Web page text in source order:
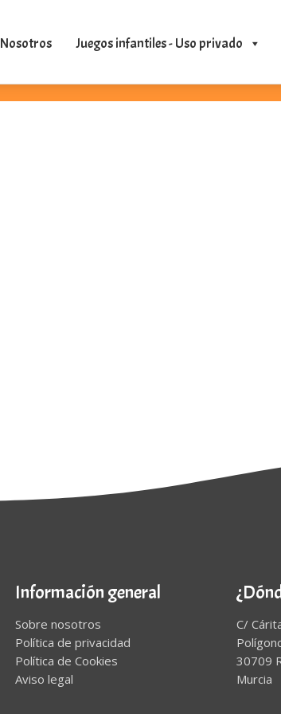
Nosotros Juegos infantiles - Uso privado
Información general
Sobre nosotros
Política de privacidad
Política de Cookies
Aviso legal
C/
30709
Murcia